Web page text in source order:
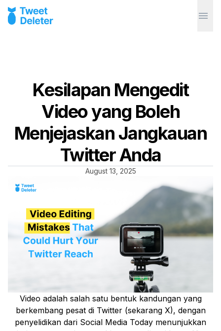
Kesilapan Mengedit
Video yang Boleh
Menjejaskan Jangkauan
Twitter Anda
August 13, 2025
Video adalah salah satu bentuk kandungan yang
berkembang pesat di Twitter (sekarang X), dengan
penyelidikan dari Social Media Today menunjukkan